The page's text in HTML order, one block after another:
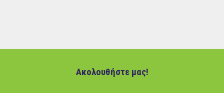
Ακολουθήστε μας!